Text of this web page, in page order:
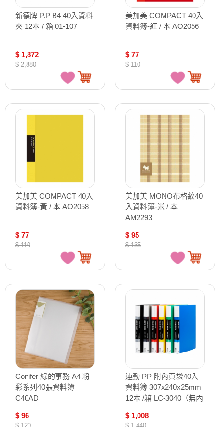
新德牌 P.P B4 40入資料
夾 12本 / 箱 01-107
$ 1,872
$ 2,880
美加美 COMPACT 40入
資料簿-紅 / 本 AO2056
$ 77
$ 110
美加美 COMPACT 40入
資料簿-黃 / 本 AO2058
$ 77
$ 110
美加美 MONO布格紋40
入資料簿-米 / 本
AM2293
$ 95
$ 135
Conifer 綠的事務 A4 粉
彩系列40張資料簿
C40AD
$ 96
$ 120
連勤 PP 附內頁袋40入
資料簿 307x240x25mm
12本 /箱 LC-3040（無內
$ 1,008
$ 1,440